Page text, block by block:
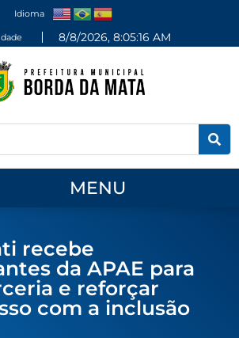
Idioma
8/8/2026, 8:05:16 AM
MENU
recebe
da APAE para
e reforçar
com a inclusão